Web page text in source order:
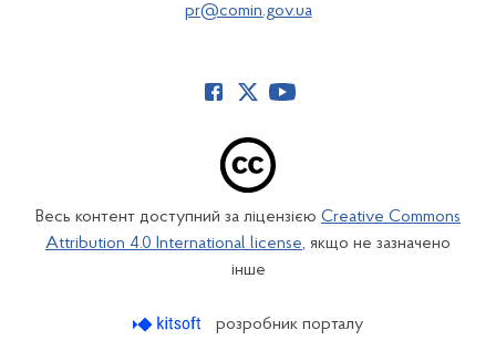
pr@comin.gov.ua
Весь контент доступний за ліцензією Creative Commons
Attribution 4.0 International license, якщо не зазначено
інше
розробник порталу